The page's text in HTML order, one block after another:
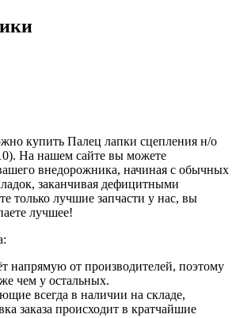
купить Палец лапки сцепления н/о
На нашем сайте вы можете
внедорожника, начиная с обычных
заканчивая дефицитными
только лучшие запчасти у нас, вы
лучшее!
напрямую от производителей, поэтому
чем у остальных.
всегда в наличии на складе,
заказа происходит в кратчайшие